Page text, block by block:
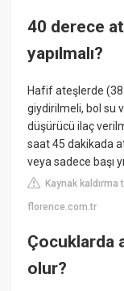
40 derece
yapılmalı?
Hafif ateşlerde
giydirilmeli, bol su
düşürücü ilaç
saat 45 dakikada
veya sadece başı
Kaynak kaldırma
florence.com.tr
Çocuklarda
olur?